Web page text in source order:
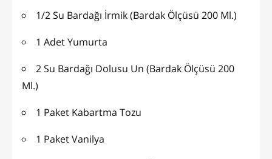
1/2 Su Bardağı İrmik (Bardak Ölçüsü 200 Ml.)
1 Adet Yumurta
2 Su Bardağı Dolusu Un (Bardak Ölçüsü 200
Ml.)
1 Paket Kabartma Tozu
1 Paket Vanilya